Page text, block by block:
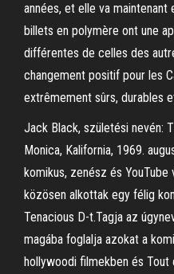
années, et elle va maintenant
billets en polymère ont une
différentes de celles des
changement positif pour les
extrêmement sûrs, durables
Jack Black, születési nevén:
Monica, Kalifornia, 1969.
komikus, zenész és YouTube
közösen alkottak egy félig
Tenacious D-t.Tagja az
magába foglalja azokat a
hollywoodi filmekben és